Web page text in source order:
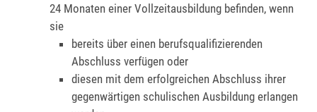
24 Monaten einer Vollzeitausbildung befinden, wenn
sie
bereits über einen berufsqualifizierenden
Abschluss verfügen oder
diesen mit dem erfolgreichen Abschluss ihrer
gegenwärtigen schulischen Ausbildung erlangen